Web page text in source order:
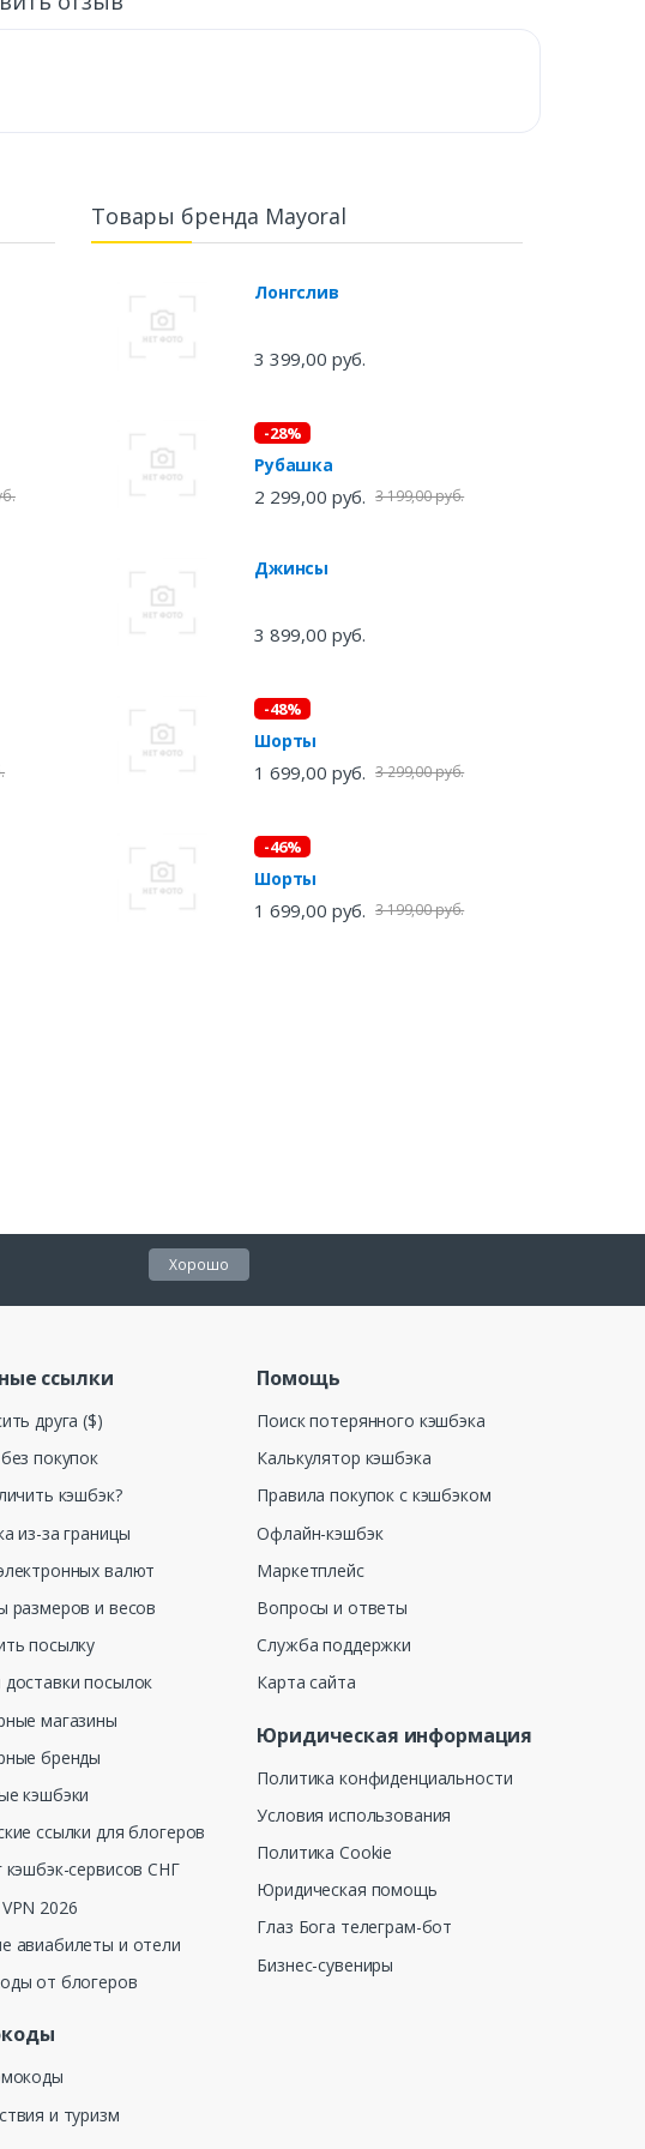
Товары бренда Mayoral
Лонгслив
3 399,00 руб.
-28%
Рубашка
2 299,00 руб. 3 199,00 руб.
Джинсы
3 899,00 руб.
-48%
Шорты
1 699,00 руб. 3 299,00 руб.
-46%
Шорты
1 699,00 руб. 3 199,00 руб.
Хорошо
ссылки
друга ($)
покупок
кэшбэк?
из-за границы
валют
размеров и весов
посылку
посылок
магазины
бренды
кэшбэки
ссылки для блогеров
кэшбэк-сервисов СНГ
2026
авиабилеты и отели
от блогеров
и туризм
Помощь
Поиск потерянного кэшбэка
Калькулятор кэшбэка
Правила покупок с кэшбэком
Офлайн-кэшбэк
Маркетплейс
Вопросы и ответы
Служба поддержки
Карта сайта
Юридическая информация
Политика конфиденциальности
Условия использования
Политика Cookie
Юридическая помощь
Глаз Бога телеграм-бот
Бизнес-сувениры